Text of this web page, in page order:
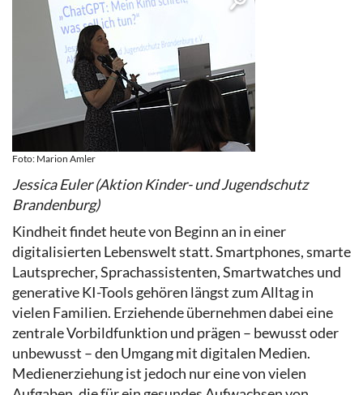
Foto: Marion Amler
Jessica Euler (Aktion Kinder- und Jugendschutz
Brandenburg)
Kindheit findet heute von Beginn an in einer
digitalisierten Lebenswelt statt. Smartphones, smarte
Lautsprecher, Sprachassistenten, Smartwatches und
generative KI-Tools gehören längst zum Alltag in
vielen Familien. Erziehende übernehmen dabei eine
zentrale Vorbildfunktion und prägen – bewusst oder
unbewusst – den Umgang mit digitalen Medien.
Medienerziehung ist jedoch nur eine von vielen